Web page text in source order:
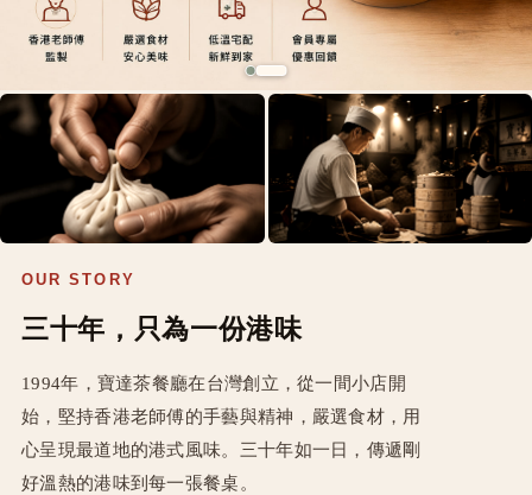
OUR STORY
三十年，只為一份港味
1994年，寶達茶餐廳在台灣創立，從一間小店開
始，堅持香港老師傅的手藝與精神，嚴選食材，用
心呈現最道地的港式風味。三十年如一日，傳遞剛
好溫熱的港味到每一張餐桌。